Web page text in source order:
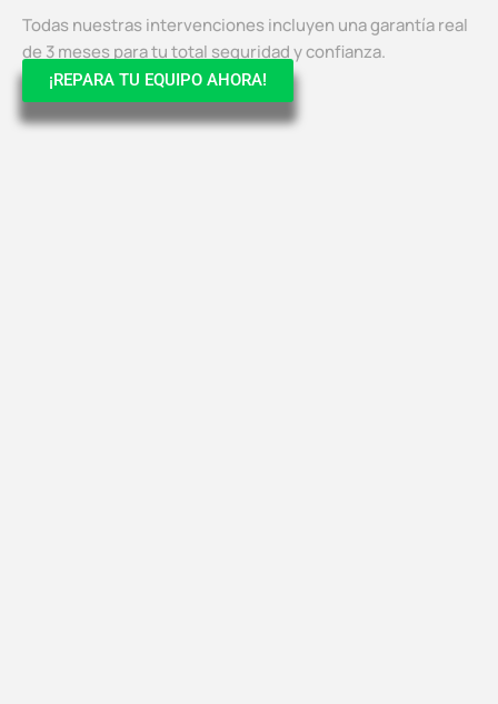
Todas nuestras intervenciones incluyen una garantía real
de 3 meses para tu total seguridad y confianza.
¡REPARA TU EQUIPO AHORA!